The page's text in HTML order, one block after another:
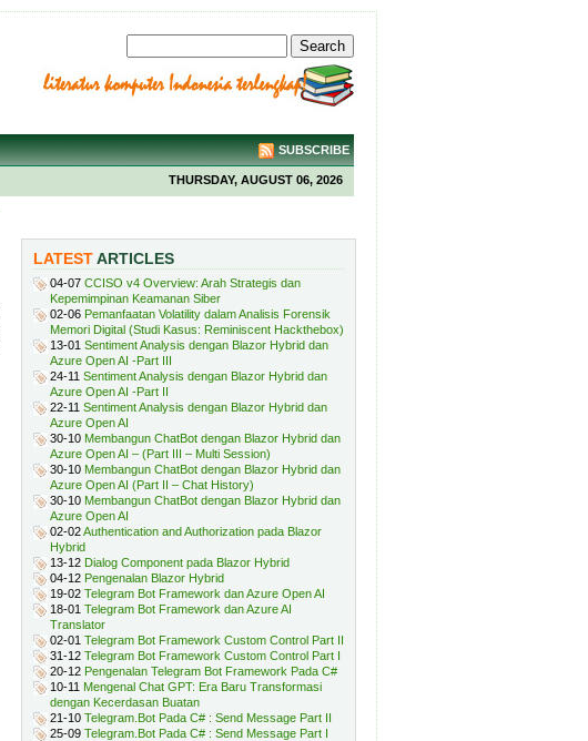
SUBSCRIBE
THURSDAY, AUGUST 06, 2026
LATESTARTICLES
04-07 CCISO v4 Overview: Arah Strategis dan
Kepemimpinan Keamanan Siber
02-06 Pemanfaatan Volatility dalam Analisis Forensik
Memori Digital (Studi Kasus: Reminiscent Hackthebox)
13-01 Sentiment Analysis dengan Blazor Hybrid dan
Azure Open AI -Part III
24-11 Sentiment Analysis dengan Blazor Hybrid dan
Azure Open AI -Part II
22-11 Sentiment Analysis dengan Blazor Hybrid dan
Azure Open AI
30-10 Membangun ChatBot dengan Blazor Hybrid dan
Azure Open AI – (Part III – Multi Session)
30-10 Membangun ChatBot dengan Blazor Hybrid dan
Azure Open AI (Part II – Chat History)
30-10 Membangun ChatBot dengan Blazor Hybrid dan
Azure Open AI
02-02Authentication and Authorization pada Blazor
Hybrid
13-12 Dialog Component pada Blazor Hybrid
04-12 Pengenalan Blazor Hybrid
19-02 Telegram Bot Framework dan Azure Open AI
18-01 Telegram Bot Framework dan Azure AI
Translator
02-01 Telegram Bot Framework Custom Control Part II
31-12 Telegram Bot Framework Custom Control Part I
20-12 Pengenalan Telegram Bot Framework Pada C#
10-11 Mengenal Chat GPT: Era Baru Transformasi
dengan Kecerdasan Buatan
21-10 Telegram.Bot Pada C# : Send Message Part II
25-09 Telegram.Bot Pada C# : Send Message Part I